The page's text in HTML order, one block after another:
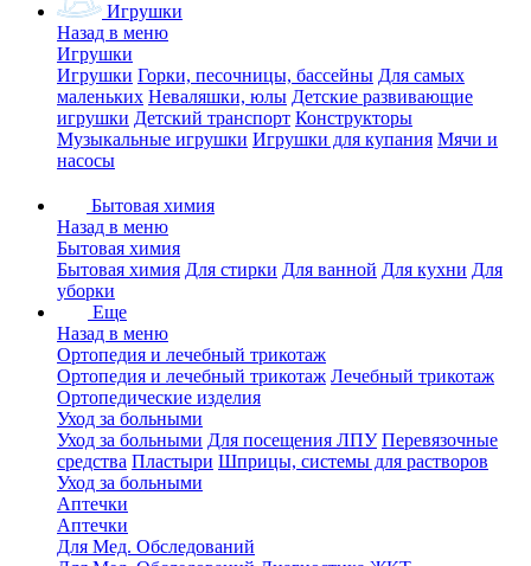
Игрушки
Назад в меню
Игрушки
Игрушки Горки, песочницы, бассейны Для самых
маленьких Неваляшки, юлы Детские развивающие
игрушки Детский транспорт Конструкторы
Музыкальные игрушки Игрушки для купания Мячи и
насосы
Бытовая химия
Назад в меню
Бытовая химия
Бытовая химия Для стирки Для ванной Для кухни Для
уборки
Еще
Назад в меню
Ортопедия и лечебный трикотаж
Ортопедия и лечебный трикотаж Лечебный трикотаж
Ортопедические изделия
Уход за больными
Уход за больными Для посещения ЛПУ Перевязочные
средства Пластыри Шприцы, системы для растворов
Уход за больными
Аптечки
Аптечки
Для Мед. Обследований